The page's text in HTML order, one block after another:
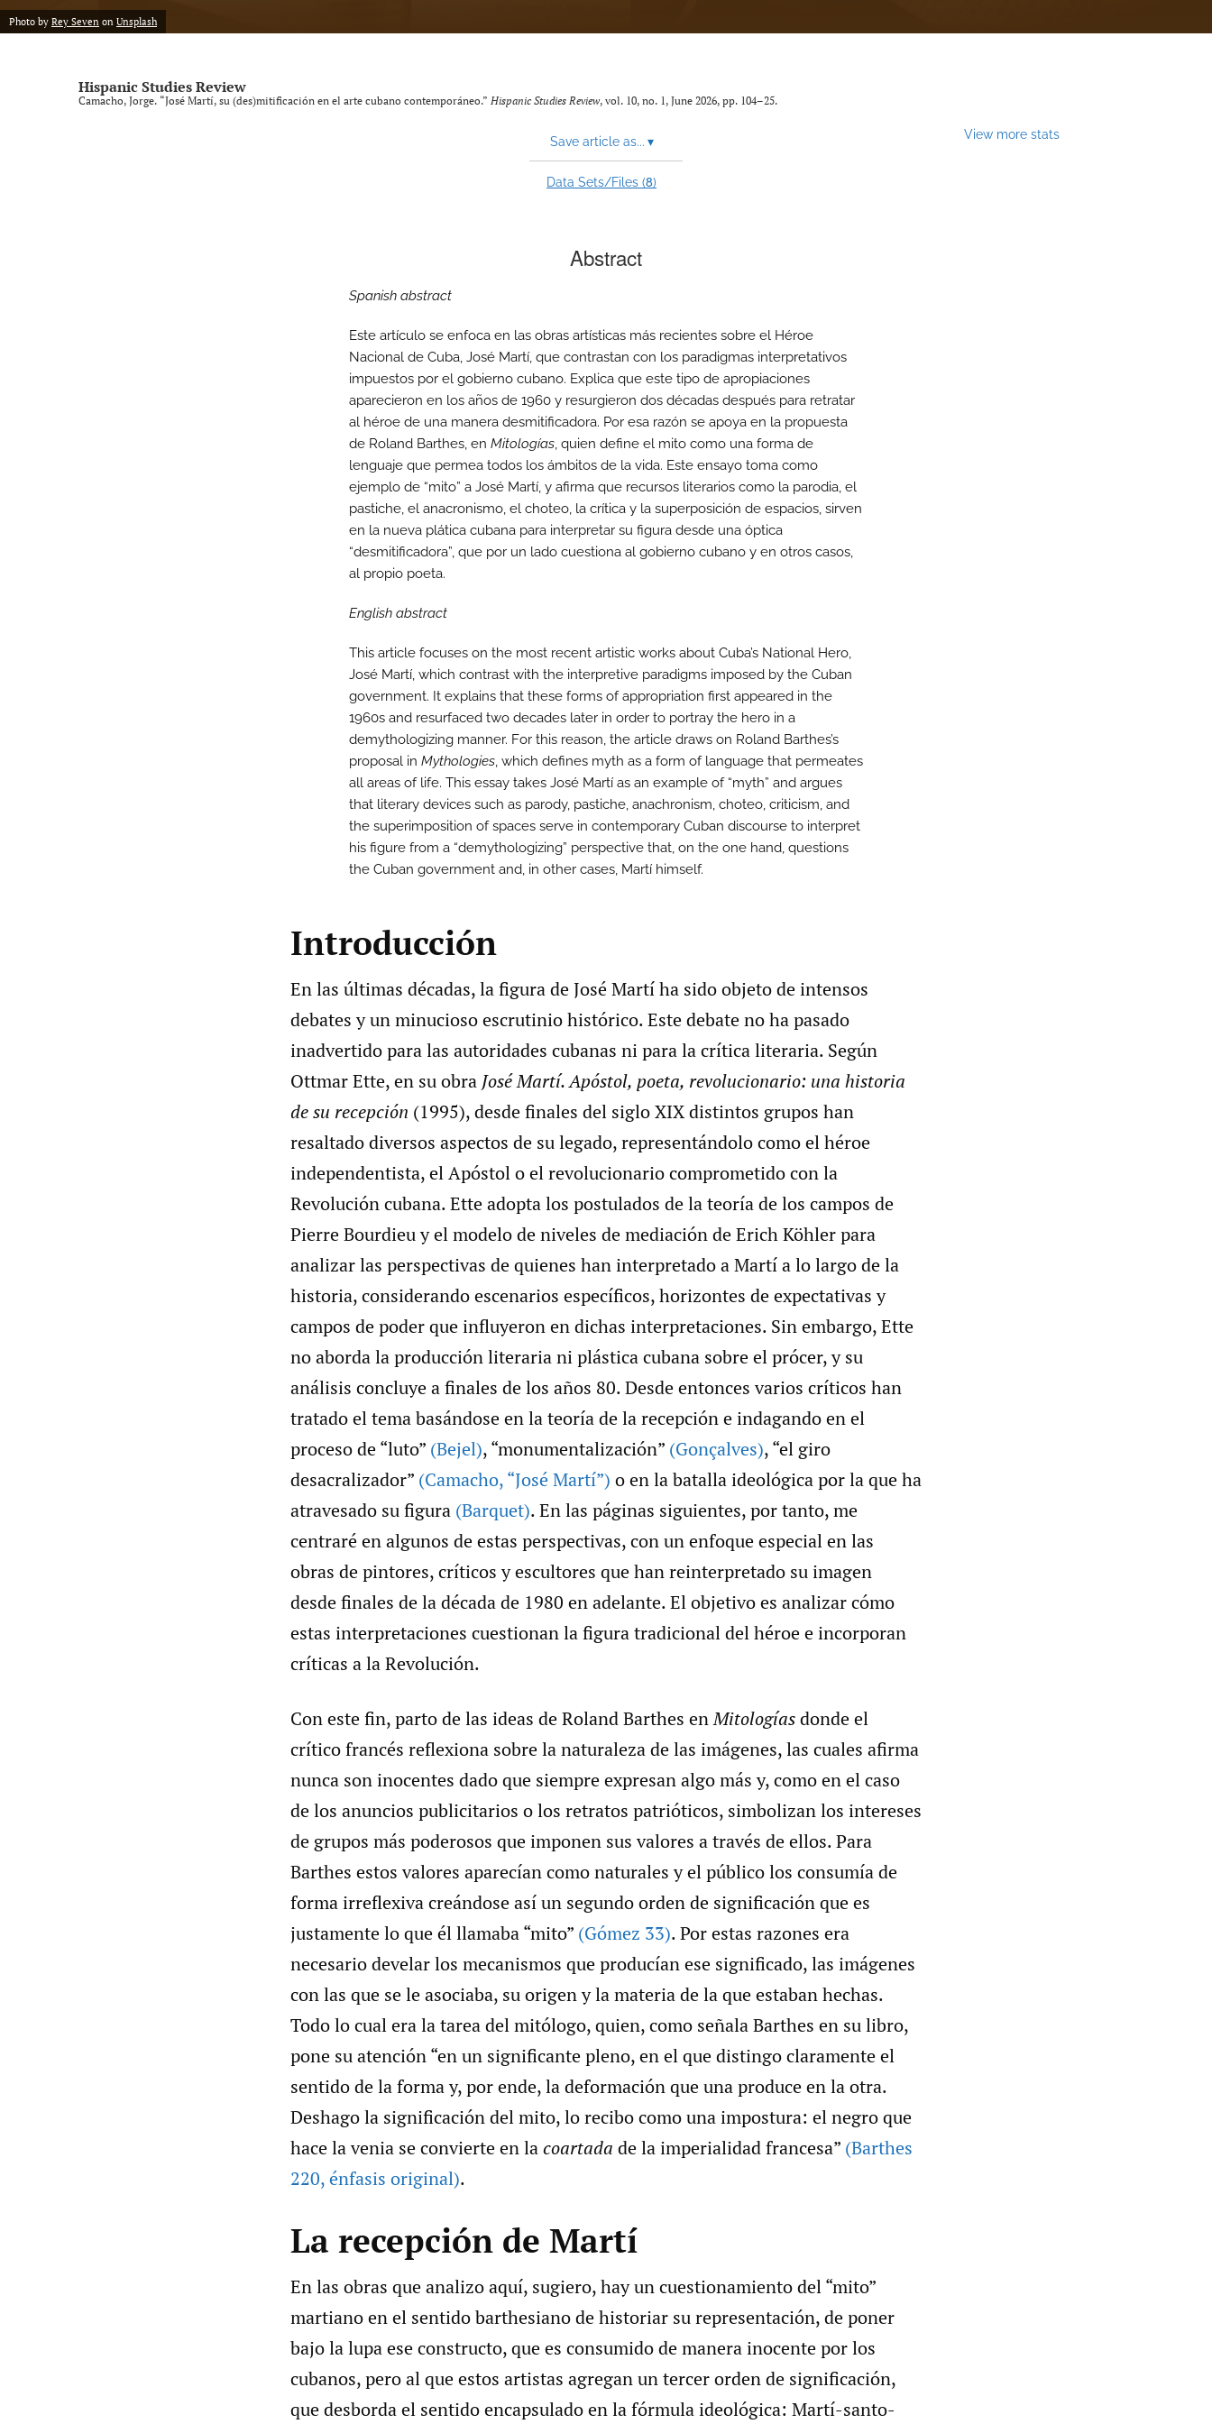
Vol. 9, Issue 1, 2025 (SLISE/SLINKI Conference)
Photo by Rey Seven on Unsplash
Hispanic Studies Review
Camacho, Jorge. “José Martí, su (des)mitificación en el arte cubano contemporáneo.” Hispanic Studies Review, vol. 10, no. 1, June 2026, pp. 104–25.
Save article as... ▾
Data Sets/Files (8)
View more stats
Abstract
Spanish abstract
Este artículo se enfoca en las obras artísticas más recientes sobre el Héroe
Nacional de Cuba, José Martí, que contrastan con los paradigmas interpretativos
impuestos por el gobierno cubano. Explica que este tipo de apropiaciones
aparecieron en los años de 1960 y resurgieron dos décadas después para retratar
al héroe de una manera desmitificadora. Por esa razón se apoya en la propuesta
de Roland Barthes, en Mitologías, quien define el mito como una forma de
lenguaje que permea todos los ámbitos de la vida. Este ensayo toma como
ejemplo de “mito” a José Martí, y afirma que recursos literarios como la parodia, el
pastiche, el anacronismo, el choteo, la crítica y la superposición de espacios, sirven
en la nueva plática cubana para interpretar su figura desde una óptica
“desmitificadora”, que por un lado cuestiona al gobierno cubano y en otros casos,
al propio poeta.
English abstract
This article focuses on the most recent artistic works about Cuba’s National Hero,
José Martí, which contrast with the interpretive paradigms imposed by the Cuban
government. It explains that these forms of appropriation first appeared in the
1960s and resurfaced two decades later in order to portray the hero in a
demythologizing manner. For this reason, the article draws on Roland Barthes’s
proposal in Mythologies, which defines myth as a form of language that permeates
all areas of life. This essay takes José Martí as an example of “myth” and argues
that literary devices such as parody, pastiche, anachronism, choteo, criticism, and
the superimposition of spaces serve in contemporary Cuban discourse to interpret
his figure from a “demythologizing” perspective that, on the one hand, questions
the Cuban government and, in other cases, Martí himself.
Introducción
En las últimas décadas, la figura de José Martí ha sido objeto de intensos
debates y un minucioso escrutinio histórico. Este debate no ha pasado
inadvertido para las autoridades cubanas ni para la crítica literaria. Según
Ottmar Ette, en su obra José Martí. Apóstol, poeta, revolucionario: una historia
de su recepción (1995), desde finales del siglo XIX distintos grupos han
resaltado diversos aspectos de su legado, representándolo como el héroe
independentista, el Apóstol o el revolucionario comprometido con la
Revolución cubana. Ette adopta los postulados de la teoría de los campos de
Pierre Bourdieu y el modelo de niveles de mediación de Erich Köhler para
analizar las perspectivas de quienes han interpretado a Martí a lo largo de la
historia, considerando escenarios específicos, horizontes de expectativas y
campos de poder que influyeron en dichas interpretaciones. Sin embargo, Ette
no aborda la producción literaria ni plástica cubana sobre el prócer, y su
análisis concluye a finales de los años 80. Desde entonces varios críticos han
tratado el tema basándose en la teoría de la recepción e indagando en el
proceso de “luto” (Bejel), “monumentalización” (Gonçalves), “el giro
desacralizador” (Camacho,“José Martí”) o en la batalla ideológica por la que ha
atravesado su figura (Barquet). En las páginas siguientes, por tanto, me
centraré en algunos de estas perspectivas, con un enfoque especial en las
obras de pintores, críticos y escultores que han reinterpretado su imagen
desde finales de la década de 1980 en adelante. El objetivo es analizar cómo
estas interpretaciones cuestionan la figura tradicional del héroe e incorporan
críticas a la Revolución.
Con este fin, parto de las ideas de Roland Barthes enMitologíasdonde el
crítico francés reflexiona sobre la naturaleza de las imágenes, las cuales afirma
nunca son inocentes dado que siempre expresan algo más y, como en el caso
de los anuncios publicitarios o los retratos patrióticos, simbolizan los intereses
de grupos más poderosos que imponen sus valores a través de ellos. Para
Barthes estos valores aparecían como naturales y el público los consumía de
forma irreflexiva creándose así un segundo orden de significación que es
justamente lo que él llamaba “mito” (Gómez 33). Por estas razones era
necesario develar los mecanismos que producían ese significado, las imágenes
con las que se le asociaba, su origen y la materia de la que estaban hechas.
Todo lo cual era la tarea del mitólogo, quien, como señala Barthes en su libro,
pone su atención “en un significante pleno, en el que distingo claramente el
sentido de la forma y, por ende, la deformación que una produce en la otra.
Deshago la significación del mito, lo recibo como una impostura: el negro que
hace la venia se convierte en lacoartada de la imperialidad francesa” (Barthes
220,énfasis original).
La recepción de Martí
En las obras que analizo aquí, sugiero, hay un cuestionamiento del “mito”
martiano en el sentido barthesiano de historiar su representación, de poner
bajo la lupa ese constructo, que es consumido de manera inocente por los
cubanos, pero al que estos artistas agregan un tercer orden de significación,
que desborda el sentido encapsulado en la fórmula ideológica: Martí-santo-